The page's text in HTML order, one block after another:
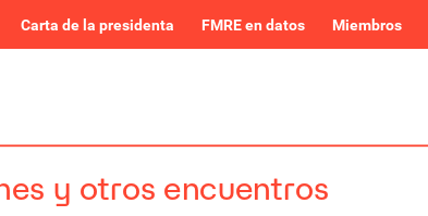
Carta de la presidenta FMRE en datos Miembros
y otros encuentros